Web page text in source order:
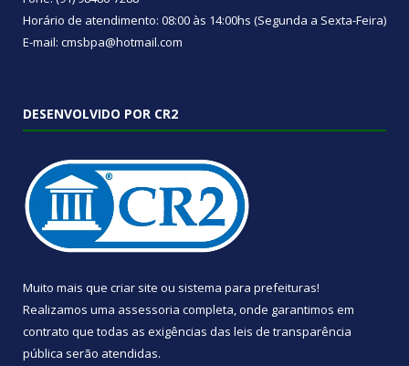
Horário de atendimento: 08:00 às 14:00hs (Segunda a Sexta-Feira)
E-mail: cmsbpa@hotmail.com
DESENVOLVIDO POR CR2
Muito mais que criar site ou sistema para prefeituras!
Realizamos uma assessoria completa, onde garantimos em
contrato que todas as exigências das leis de transparência
pública serão atendidas.